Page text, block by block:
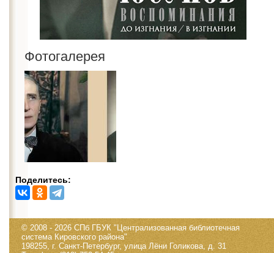
Фотогалерея
Поделитесь:
© 2008 - 2026 СПб ГБУК "Централизованная библиотечная
система Кировского района"
198255, г. Санкт-Петербург, улица Лёни Голикова, д. 31